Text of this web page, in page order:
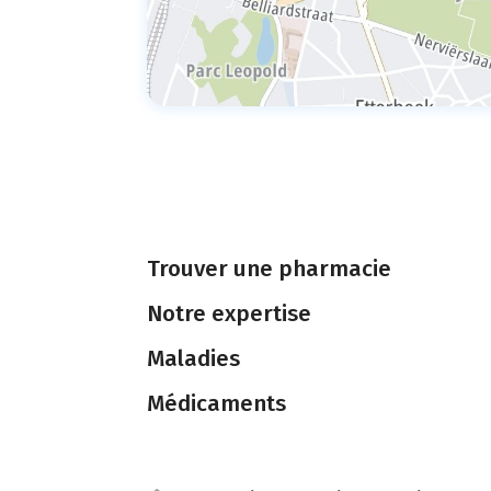
Trouver une pharmacie
Notre expertise
Maladies
Médicaments